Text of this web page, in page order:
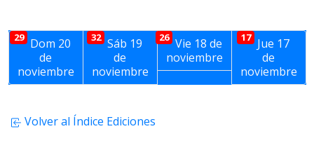
29 Dom 20
de
noviembre
32 Sáb 19
de
noviembre
26 Vie 18 de
noviembre
17 Jue 17
de
noviembre
Volver al Índice Ediciones